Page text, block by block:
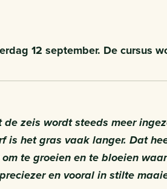
12 september. De cursus
de zeis wordt steeds meer
is het gras vaak langer. Dat
te groeien en te bloeien
en vooral in stilte